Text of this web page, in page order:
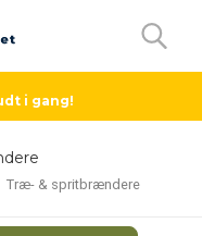
i gang!
Træ- & spritbrændere